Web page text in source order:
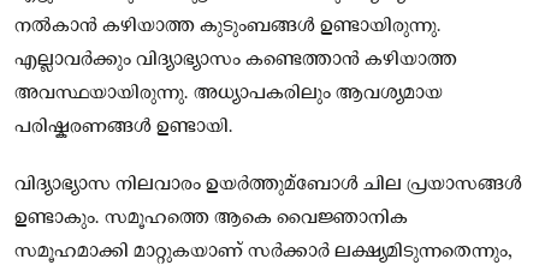
നല്‍കാൻ കഴിയാത്ത കുടുംബങ്ങള്‍ ഉണ്ടായിരുന്നു.
എല്ലാവർക്കും വിദ്യാഭ്യാസം കണ്ടെത്താൻ കഴിയാത്ത
അവസ്ഥയായിരുന്നു. അധ്യാപകരിലും ആവശ്യമായ
പരിഷ്കരണങ്ങള്‍ ഉണ്ടായി.
വിദ്യാഭ്യാസ നിലവാരം ഉയർത്തുമ്ബോള്‍ ചില പ്രയാസങ്ങള്‍
ഉണ്ടാകും. സമൂഹത്തെ ആകെ വൈജ്ഞാനിക
സമൂഹമാക്കി മാറ്റുകയാണ് സർക്കാർ ലക്ഷ്യമിടുന്നതെന്നും,